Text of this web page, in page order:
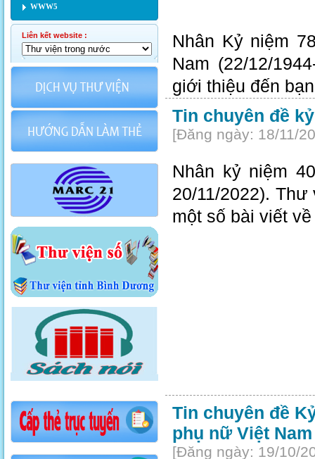
WWW5
Liên kết website :
Nhân Kỷ niệm
Nam (22/12/
giới thiệu đến
Tin chuyên đề
[Đăng ngày: 18/11/
Nhân kỷ niệm
20/11/2022).
một số bài viết
Tin chuyên đề
phụ nữ Việt
[Đăng ngày: 19/10/